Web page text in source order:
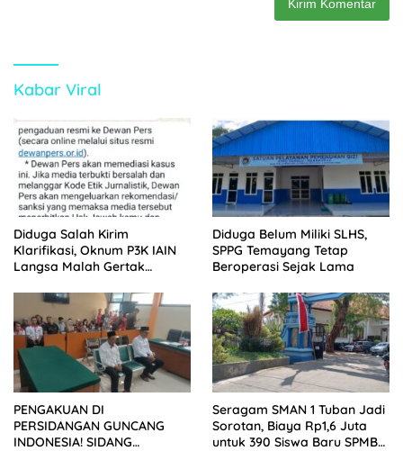
Kabar Viral
Diduga Salah Kirim
Klarifikasi, Oknum P3K IAIN
Langsa Malah Gertak
Diduga Belum Miliki SLHS,
SPPG Temayang Tetap
Beroperasi Sejak Lama
PENGAKUAN DI
PERSIDANGAN GUNCANG
INDONESIA! SIDANG
Seragam SMAN 1 Tuban Jadi
Sorotan, Biaya Rp1,6 Juta
untuk 390 Siswa Baru SPMB